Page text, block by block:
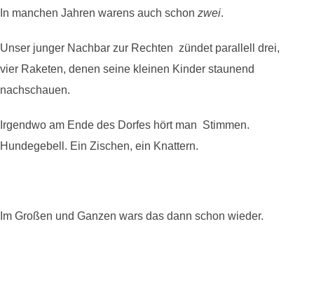
In manchen Jahren warens auch schon zwei.
Unser junger Nachbar zur Rechten zündet parallell drei,
vier Raketen, denen seine kleinen Kinder staunend
nachschauen.
Irgendwo am Ende des Dorfes hört man Stimmen.
Hundegebell. Ein Zischen, ein Knattern.
Im Großen und Ganzen wars das dann schon wieder.